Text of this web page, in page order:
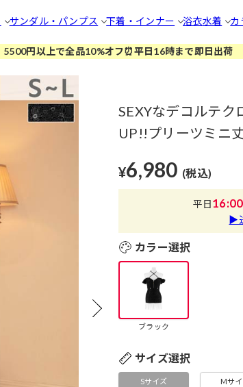
サンダル・パンプス 下着・インナー 浴衣水着 カ
5500円以上で全品10%オフ⏰平日16時まで即日出荷
SEXYなデコルテ
UP!!プリーツミニ
¥6,980 (税込)
平日16:00
▶
カラー選択
ブラック
サイズ選択
Sサイズ Mサ